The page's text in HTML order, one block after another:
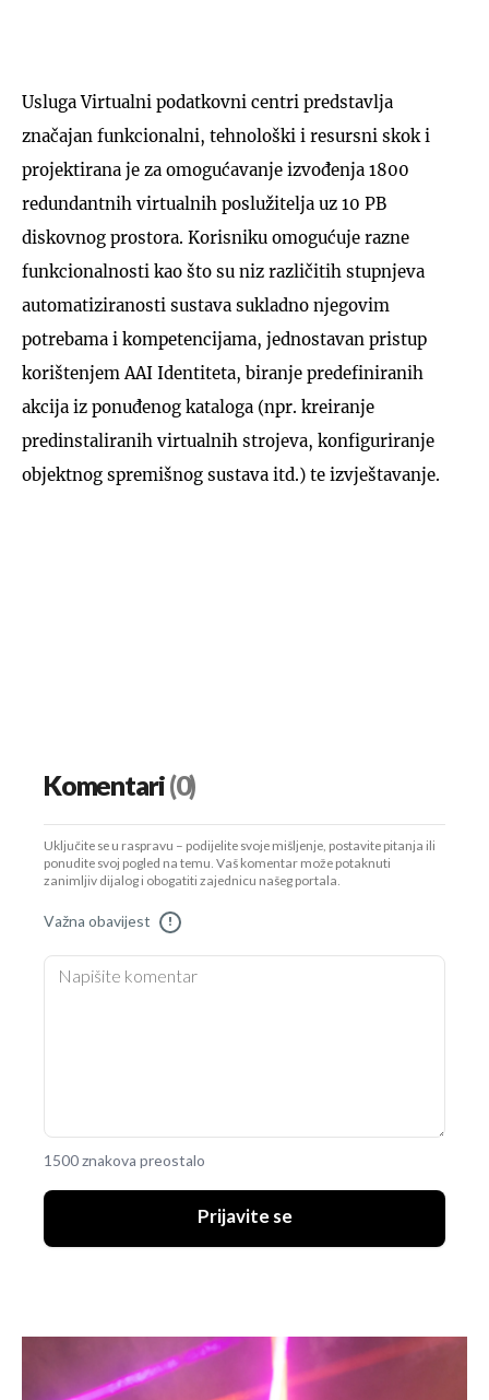
Usluga Virtualni podatkovni centri predstavlja
značajan funkcionalni, tehnološki i resursni skok i
projektirana je za omogućavanje izvođenja 1800
redundantnih virtualnih poslužitelja uz 10 PB
diskovnog prostora. Korisniku omogućuje razne
funkcionalnosti kao što su niz različitih stupnjeva
automatiziranosti sustava sukladno njegovim
potrebama i kompetencijama, jednostavan pristup
korištenjem AAI Identiteta, biranje predefiniranih
akcija iz ponuđenog kataloga (npr. kreiranje
predinstaliranih virtualnih strojeva, konfiguriranje
objektnog spremišnog sustava itd.) te izvještavanje.
Komentari(0)
Uključite se u raspravu – podijelite svoje mišljenje, postavite pitanja ili
ponudite svoj pogled na temu. Vaš komentar može potaknuti
zanimljiv dijalog i obogatiti zajednicu našeg portala.
Važna obavijest !
1500 znakova preostalo
Prijavite se
UKLJUČITE NOTIFIKACIJE